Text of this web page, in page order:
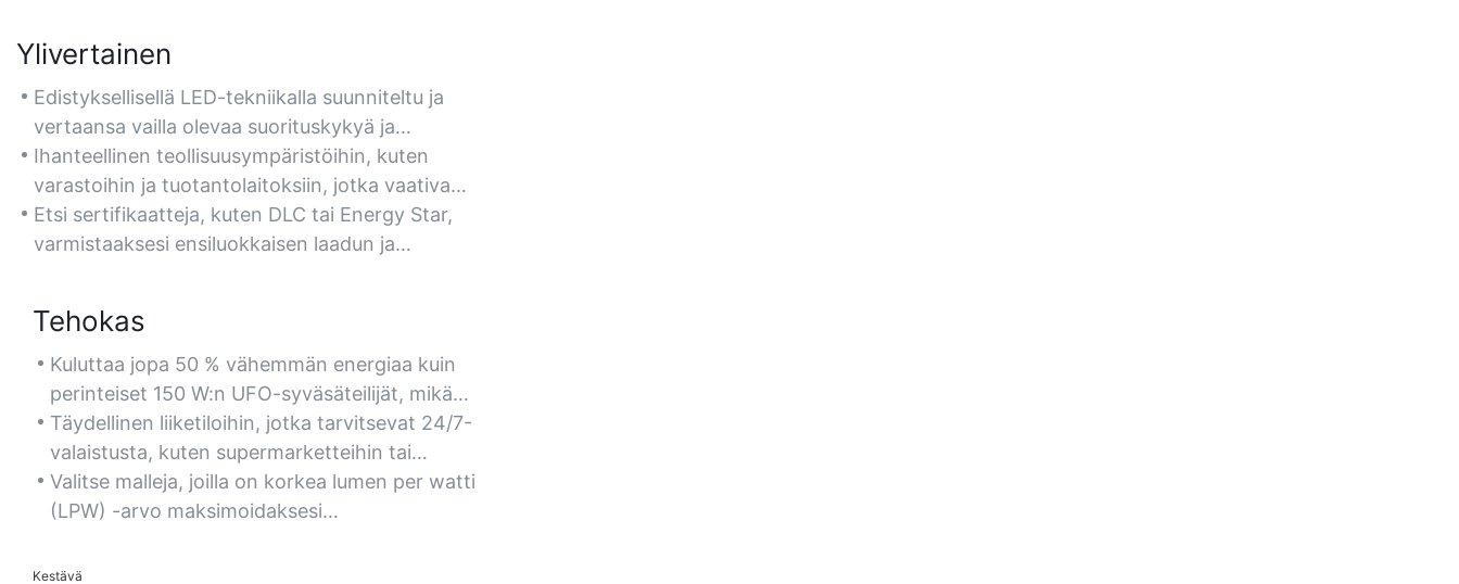
Ylivertainen
Edistyksellisellä LED-tekniikalla suunniteltu ja
vertaansa vailla olevaa suorituskykyä ja
luotettavuutta varten, ja se ylittää perinteiset
150 W:n syväsäteilijät kirkkaudella ja
tehokkuudella.
Ihanteellinen teollisuusympäristöihin, kuten
varastoihin ja tuotantolaitoksiin, jotka vaativat
tasaista ja tehokasta valaistusta.
Etsi sertifikaatteja, kuten DLC tai Energy Star,
varmistaaksesi ensiluokkaisen laadun ja
Tehokas
Kuluttaa jopa 50 % vähemmän energiaa kuin
perinteiset 150 W:n UFO-syväsäteilijät, mikä
vähentää merkittävästi sähkökustannuksia.
Täydellinen liiketiloihin, jotka tarvitsevat 24/7-
valaistusta, kuten supermarketteihin tai
kuntosaleihin, tinkimättä energiansäästöstä.
Valitse malleja, joilla on korkea lumen per watti
(LPW) -arvo maksimoidaksesi
Kestävä